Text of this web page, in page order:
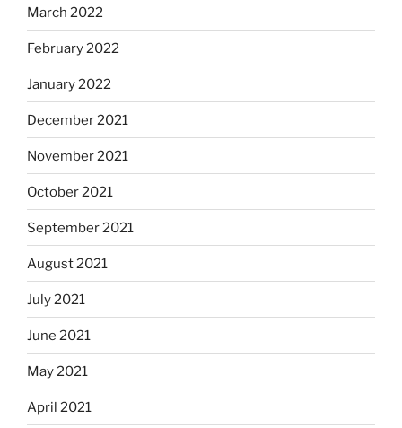
March 2022
February 2022
January 2022
December 2021
November 2021
October 2021
September 2021
August 2021
July 2021
June 2021
May 2021
April 2021